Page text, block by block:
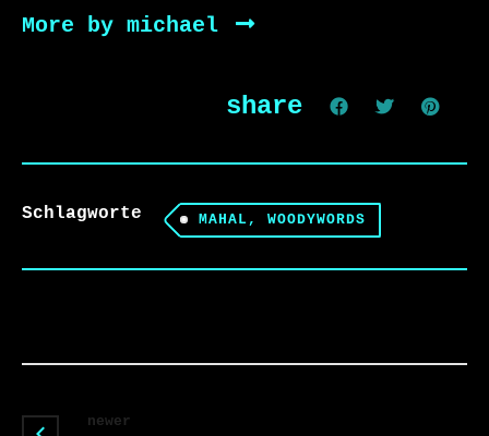
More by michael
share
Schlagworte MAHAL, WOODYWORDS
newer